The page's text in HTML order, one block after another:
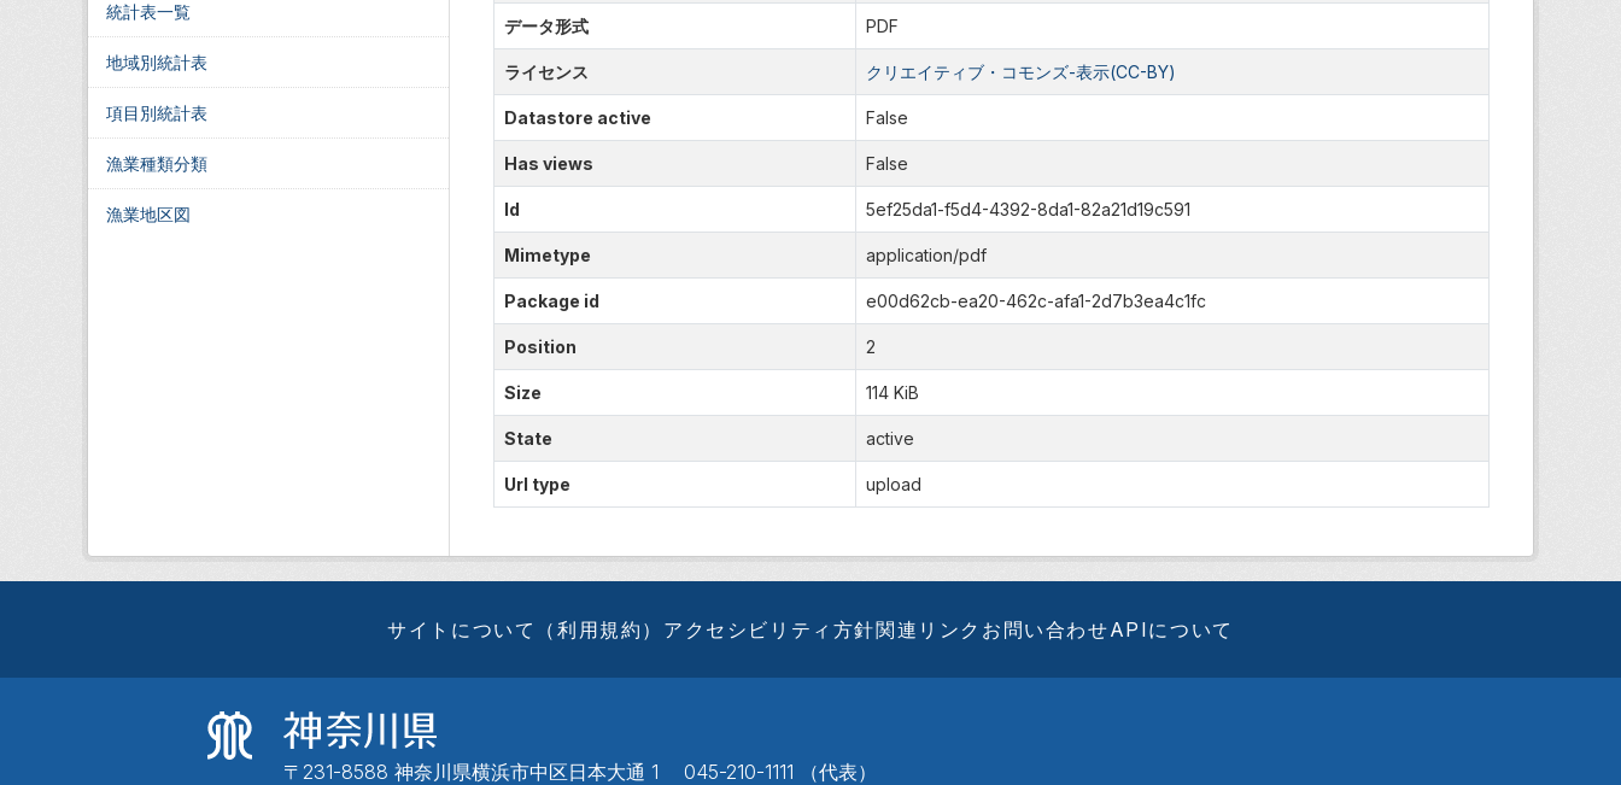
統計表一覧
地域別統計表
項目別統計表
漁業種類分類
漁業地区図
データ形式 PDF
ライセンス クリエイティブ・コモンズ-表示(CC-BY)
Datastore active False
Has views False
Id 5ef25da1-f5d4-4392-8da1-82a21d19c591
Mimetype application/pdf
Package id e00d62cb-ea20-462c-afa1-2d7b3ea4c1fc
Position 2
Size 114 KiB
State active
Url type upload
サイトについて（利用規約） アクセシビリティ方針関連リンク お問い合わせAPIについて
〒231-8588 神奈川県横浜市中区日本大通 1 045-210-1111 （代表）